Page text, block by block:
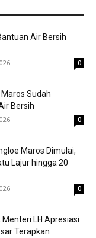
Air Bersih
0
Sudah
Bersih
0
Maros Dimulai,
Lajur hingga 20
0
LH Apresiasi
Terapkan